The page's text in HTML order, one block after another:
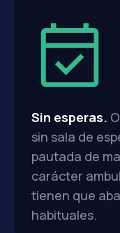
Sin esperas.
sin sala de
pautada de
carácter
tienen que
habituales.